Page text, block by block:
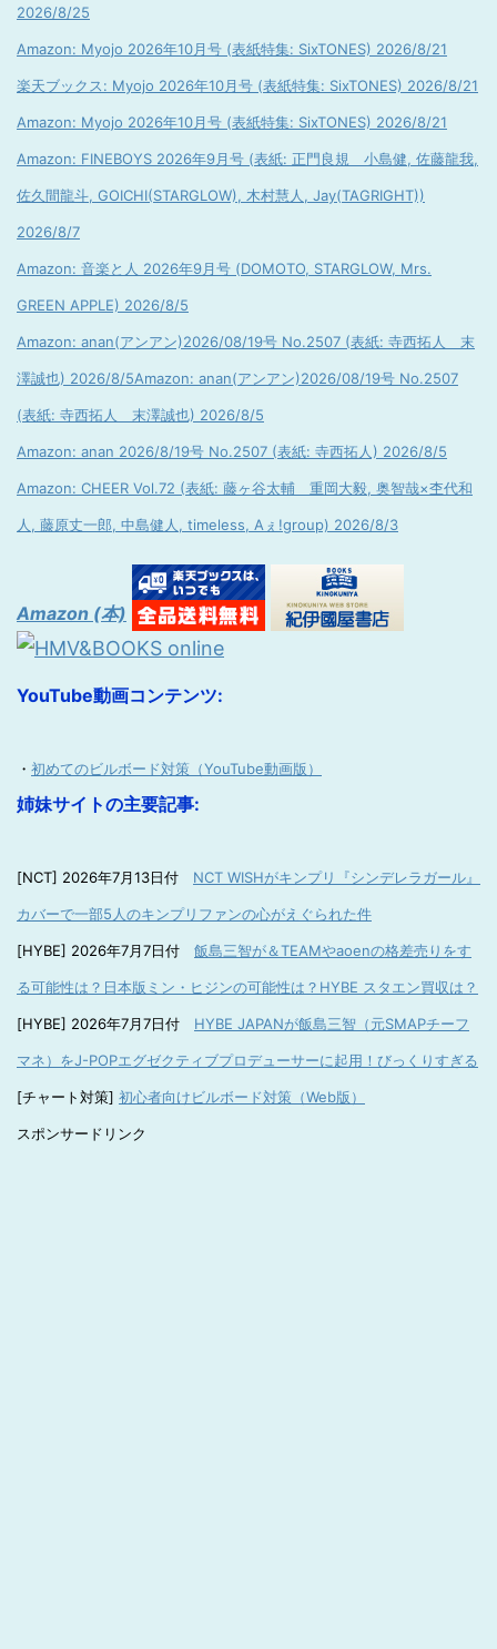
2026/8/25
Amazon: Myojo 2026年10月号 (表紙特集: SixTONES) 2026/8/21
楽天ブックス: Myojo 2026年10月号 (表紙特集: SixTONES) 2026/8/21
Amazon: Myojo 2026年10月号 (表紙特集: SixTONES) 2026/8/21
Amazon: FINEBOYS 2026年9月号 (表紙: 正門良規 小島健, 佐藤龍我,
佐久間龍斗, GOICHI(STARGLOW), 木村慧人, Jay(TAGRIGHT))
2026/8/7
Amazon: 音楽と人 2026年9月号 (DOMOTO, STARGLOW, Mrs.
GREEN APPLE) 2026/8/5
Amazon: anan(アンアン)2026/08/19号 No.2507 (表紙: 寺西拓人 末
澤誠也) 2026/8/5Amazon: anan(アンアン)2026/08/19号 No.2507
(表紙: 寺西拓人 末澤誠也) 2026/8/5
Amazon: anan 2026/8/19号 No.2507 (表紙: 寺西拓人) 2026/8/5
Amazon: CHEER Vol.72 (表紙: 藤ヶ谷太輔 重岡大毅, 奥智哉×杢代和
人, 藤原丈一郎, 中島健人, timeless, Aぇ!group) 2026/8/3
Amazon (本)
YouTube動画コンテンツ:
・ 初めてのビルボード対策（YouTube動画版）
姉妹サイトの主要記事:
[NCT] 2026年7月13日付 NCT WISHがキンプリ『シンデレラガール』
カバーで一部5人のキンプリファンの心がえぐられた件
[HYBE] 2026年7月7日付 飯島三智が＆TEAMやaoenの格差売りをす
る可能性は？日本版ミン・ヒジンの可能性は？HYBE スタエン買収は？
[HYBE] 2026年7月7日付 HYBE JAPANが飯島三智（元SMAPチーフ
マネ）をJ-POPエグゼクティブプロデューサーに起用！びっくりすぎる
[チャート対策] 初心者向けビルボード対策（Web版）
スポンサードリンク